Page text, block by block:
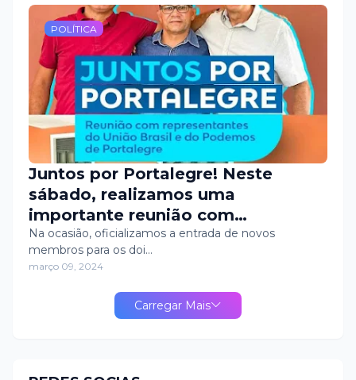
POLÍTICA
Juntos por Portalegre! Neste
sábado, realizamos uma
importante reunião com
representantes do União Brasil e
do Podemos de Portalegre.
Na ocasião, oficializamos a entrada de novos
membros para os doi…
março 09, 2024
Carregar Mais